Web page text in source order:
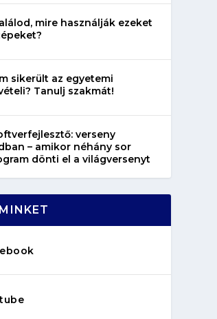
mire használják ezeket
sikerült az egyetemi
Tanulj szakmát!
verseny
– amikor néhány sor
dönti el a világversenyt